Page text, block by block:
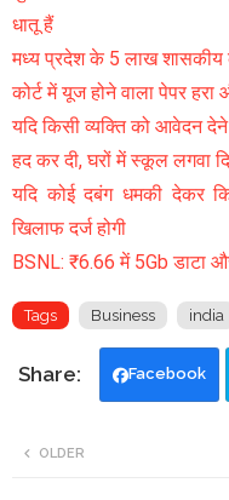
धातू हैं
मध्य प्रदेश के 5 लाख शासकीय
कोर्ट में यूज होने वाला पेपर हरा
यदि किसी व्यक्ति को आवेदन
हद कर दी, घरों में स्कूल लगवा
यदि कोई दबंग धमकी देकर
खिलाफ दर्ज होगी
BSNL: ₹6.66 में 5Gb डाटा
Tags Business india
Facebook
OLDER